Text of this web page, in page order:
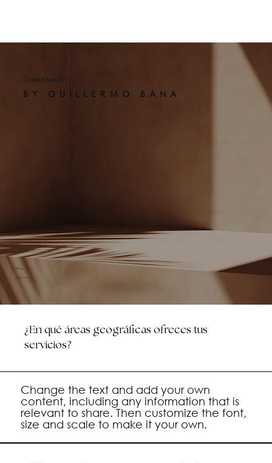
Comnuiones
BY GUILLERMO BANA
¿En qué áreas geográficas ofreces tus
servicios?
Change the text and add your own
content, including any information that is
relevant to share. Then customize the font,
size and scale to make it your own.